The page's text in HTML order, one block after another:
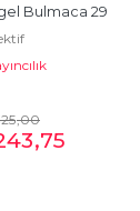
Bulmaca 29
,00
,75